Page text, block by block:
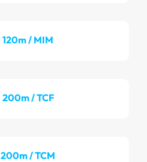
120m / MIM
200m / TCF
200m / TCM